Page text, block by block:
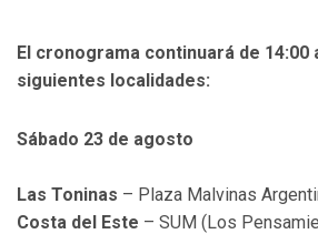
El cronograma continuará de 14:00
siguientes localidades:
Sábado 23 de agosto
Las Toninas – Plaza Malvinas
Costa del Este – SUM (Los